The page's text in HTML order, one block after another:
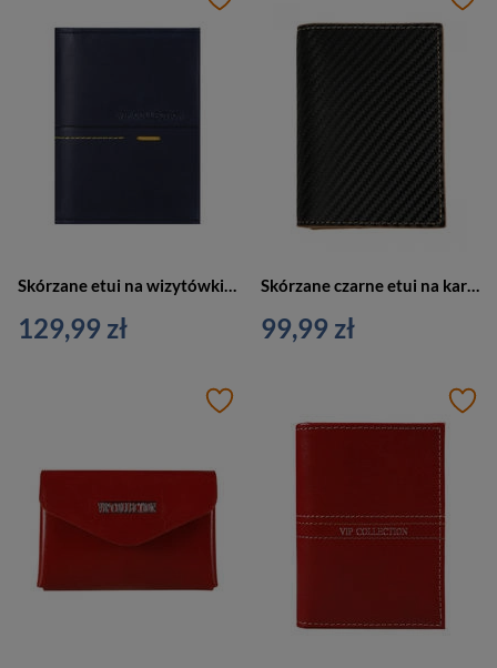
Skórzane etui na wizytówki, karty granatowe Vip Collection Beverly Hills 15 NAVY
129,99 zł
Skórzane czarne etui na karty, wizytówki Vip Collection Toscana 15 BL
99,99 zł